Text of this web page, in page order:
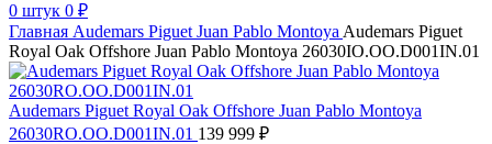
0 штук 0 ₽
Главная Audemars Piguet Juan Pablo Montoya Audemars Piguet
Royal Oak Offshore Juan Pablo Montoya 26030IO.OO.D001IN.01
Audemars Piguet Royal Oak Offshore Juan Pablo Montoya
26030RO.OO.D001IN.01 139 999 ₽